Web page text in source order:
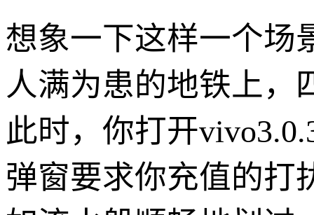
想象一下这样一个场
人满为患的地铁上，
此时，你打开
弹窗要求你充值的打